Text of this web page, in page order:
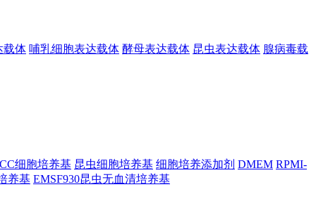
载体 哺乳细胞表达载体 酵母表达载体 昆虫表达载体 腺病毒载
细胞培养基 昆虫细胞培养基 细胞培养添加剂 DMEM RPMI-
养基 EMSF930昆虫无血清培养基